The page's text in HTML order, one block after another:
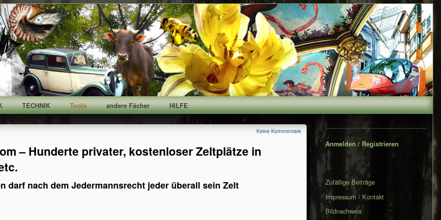
TECHNIK Tools andere Fächer HILFE
– Hunderte privater, kostenloser Zeltplätze in
darf nach dem Jedermannsrecht jeder überall sein Zelt
Keine Kommentare
Secondary
Sidebar
Anmelden / Registrieren
Zufällige Beiträge
Impressum / Kontakt
Bildnachweis